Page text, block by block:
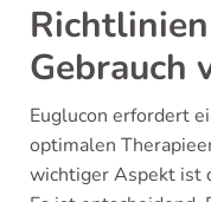
Gebrauch
Euglucon erfordert
optimalen
wichtiger Aspekt ist